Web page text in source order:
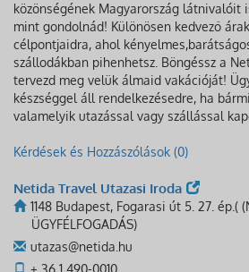
közönségének Magyarország látnivalóit
mint gondolnád! Különösen kedvező
célpontjaidra, ahol
szállodákban pihenhetsz. Böngéssz a
tervezd meg velük álmaid vakációját!
készséggel áll rendelkezésedre, ha
valamelyik utazással vagy szállással
Kérdések és Hozzászólások (0)
Netida Travel Utazasi Iroda
1148 Budapest, Fogarasi út 5. 27. ép.(
ÜGYFÉLFOGADÁS)
utazas@netida.hu